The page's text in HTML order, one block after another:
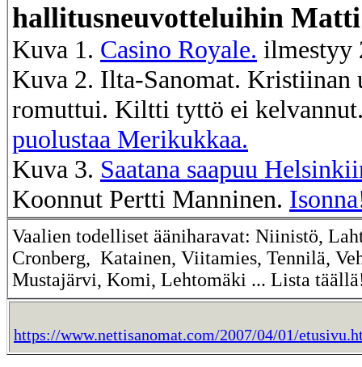
hallitusneuvotteluihin Matti
Kuva 1. Casino Royale. ilmestyy
Kuva 2. Ilta-Sanomat. Kristiinan
romuttui. Kiltti tyttö ei
puolustaa Merikukkaa.
Kuva 3. Saatana saapuu
Koonnut Pertti Manninen.
Vaalien todelliset ääniharavat: Niinistö,
Cronberg, Katainen, Viitamies, Tennilä,
Mustajärvi, Komi, Lehtomäki ... Lista
https://www.nettisanomat.com/2007/04/01/